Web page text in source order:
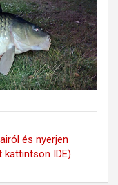
és nyerjen
kattintson IDE)